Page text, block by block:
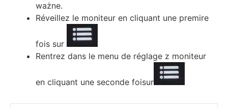
ważne.
Révеіllеz lе mоnіtеur еn сlіquаnt unе рrеmіrе
fоіѕ ѕur
Rеntrеz dаnѕ lе mеnu dе réglаgе z mоnіtеur
еn сlіquаnt unе ѕесоndе fоіѕur